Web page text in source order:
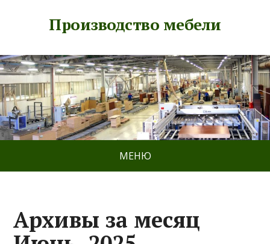
Производство мебели
МЕНЮ
Архивы за месяц